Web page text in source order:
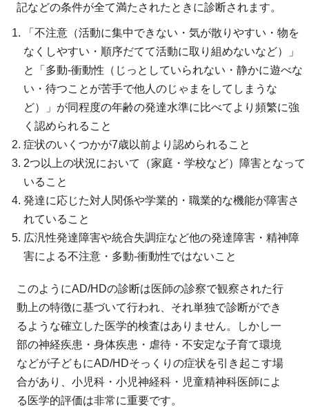
記などの条件が全て満たされたときに診断されます。
「不注意（活動に集中できない・気が散りやすい・物を
なくしやすい・順序だてて活動に取り組めないなど）」
と「多動-衝動性（じっとしていられない・静かに遊べな
い・待つことが苦手で他人のじゃまをしてしまうな
ど）」が同程度の年齢の発達水準に比べてより頻繁に強
く認められること
症状のいくつかが7歳以前より認められること
2つ以上の状況において（家庭・学校など）障害となって
いること
発達に応じた対人関係や学業的・職業的な機能が障害さ
れていること
広汎性発達障害や統合失調症など他の発達障害・精神障
害による不注意・多動-衝動性ではないこと
このようにAD/HDの診断は医師の診察で観察された行
動上の特徴に基づいて行われ、それ単独で診断ができ
るような確立した医学的検査はありません。しかし一
部の神経疾患・身体疾患・虐待・不安定な子育て環境
などが子どもにAD/HDそっくりの症状を引き起こす場
合があり、小児科・小児神経科・児童精神科医師によ
る医学的評価は非常に重要です。